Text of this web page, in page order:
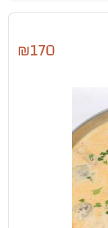
₪170